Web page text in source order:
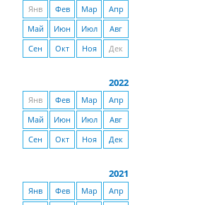
Янв Фев Мар
Апр
Май
Июн Июл
Авг
Сен
Окт Ноя Дек
2022
Янв Фев Мар
Апр
Май
Июн Июл
Авг
Сен
Окт Ноя Дек
2021
Янв Фев Мар
Апр